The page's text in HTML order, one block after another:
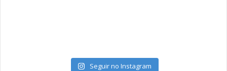
Seguir no Instagram